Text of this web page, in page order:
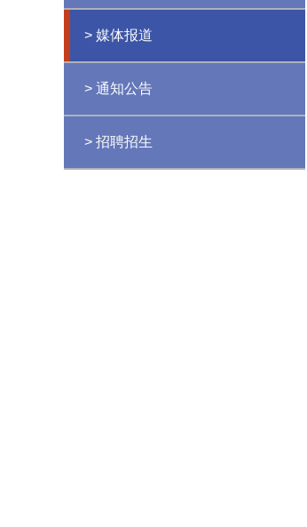
> 媒体报道
> 通知公告
> 招聘招生